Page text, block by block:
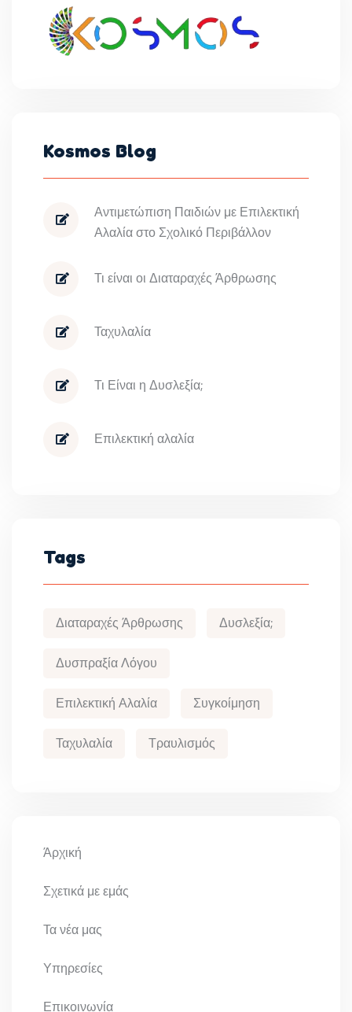
Kosmos Blog
Αντιμετώπιση Παιδιών με Επιλεκτική
Αλαλία στο Σχολικό Περιβάλλον
Τι είναι οι Διαταραχές Άρθρωσης
Ταχυλαλία
Τι Είναι η Δυσλεξία;
Επιλεκτική αλαλία
Tags
Διαταραχές Άρθρωσης Δυσλεξία;
Δυσπραξία Λόγου
Επιλεκτική Αλαλία Συγκοίμηση
Ταχυλαλία Τραυλισμός
Άρχική
Σχετικά με εμάς
Τα νέα μας
Υπηρεσίες
Επικοινωνία